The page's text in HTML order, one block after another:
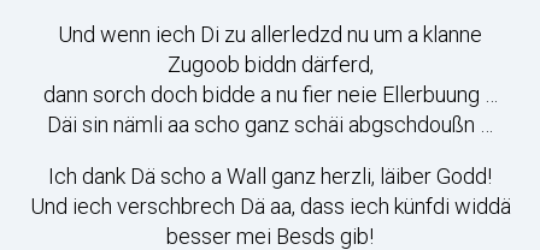
Und wenn iech Di zu allerledzd nu um a klanne
Zugoob biddn därferd,
dann sorch doch bidde a nu fier neie Ellerbuung …
Däi sin nämli aa scho ganz schäi abgschdoußn …
Ich dank Dä scho a Wall ganz herzli, läiber Godd!
Und iech verschbrech Dä aa, dass iech künfdi widdä
besser mei Besds gib!